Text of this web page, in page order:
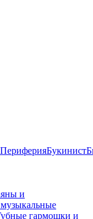
ПериферияБукинист
и
гармошки и